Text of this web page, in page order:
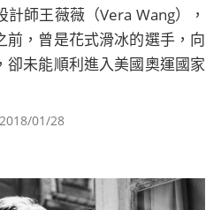
師王薇薇（Vera Wang），
前，曾是花式滑冰的選手，向
卻未能順利進入美國奧運國家
編輯開始做起。
01/28